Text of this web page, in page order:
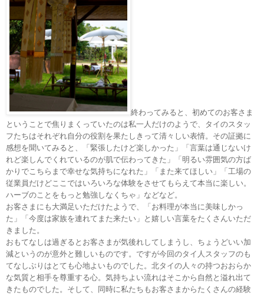
終わってみると、初めてのお客さま
ということで焦りまくっていたのは私一人だけのようで、タイのスタッ
フたちはそれぞれ自分の役割を果たしきって清々しい表情。その証拠に
感想を聞いてみると、「緊張したけど楽しかった」「言葉は通じないけ
れど楽しんでくれているのが肌で伝わってきた」「明るい雰囲気の方ば
かりでこちらまで幸せな気持ちになれた」「また来てほしい」「工場の
従業員だけどここではいろいろな体験をさせてもらえて本当に楽しい。
ハーブのことをもっと勉強しなくちゃ」などなど。
お客さまにも大満足いただけたようで、「お料理が本当に美味しかっ
た」「今度は家族を連れてまた来たい」と嬉しい言葉をたくさんいただ
きました。
おもてなしは過ぎるとお客さまが気後れしてしまうし、ちょうどいい加
減というのが意外と難しいものです。ですが今回のタイ人スタッフのも
てなしぶりはとても心地よいものでした。北タイの人々の持つおおらか
な気質と相手を尊重する心。気持ちよい流れはそこから自然と溢れ出て
きたものでした。そして、同時に私たちもお客さまからたくさんの経験